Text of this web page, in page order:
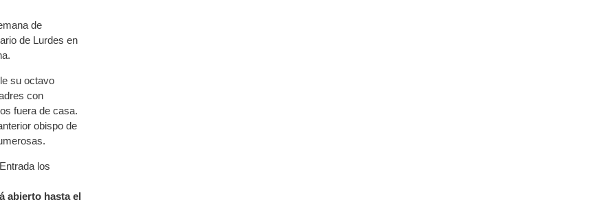
de
de Lurdes en
su octavo
con
fuera de casa.
obispo de
los
abierto hasta el